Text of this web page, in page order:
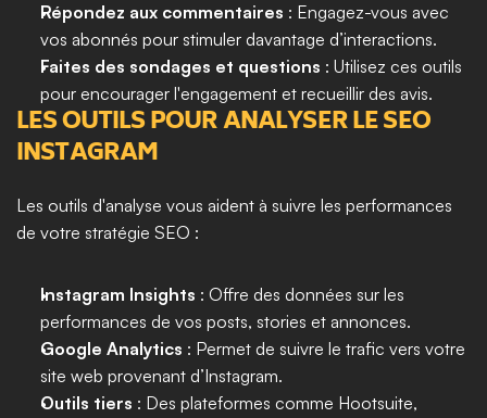
Répondez aux commentaires : Engagez-vous avec
vos abonnés pour stimuler davantage d’interactions.
Faites des sondages et questions : Utilisez ces outils
pour encourager l'engagement et recueillir des avis.
LES OUTILS POUR ANALYSER LE SEO
INSTAGRAM
Les outils d'analyse vous aident à suivre les performances
de votre stratégie SEO :
Instagram Insights : Offre des données sur les
performances de vos posts, stories et annonces.
Google Analytics : Permet de suivre le trafic vers votre
site web provenant d’Instagram.
Outils tiers : Des plateformes comme Hootsuite,